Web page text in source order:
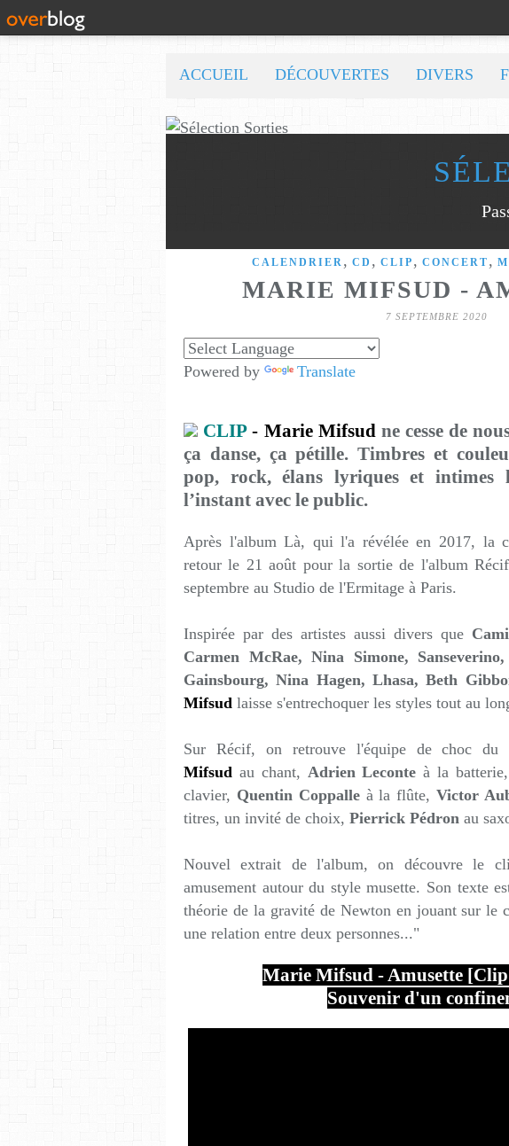
ACCUEIL DÉCOUVERTES DIVERS
CALENDRIER , CD , CLIP , CONCERT ,
MARIE MIFSUD -
7 SEPTEMBRE 2020
Powered by Translate
CLIP- Marie Mifsud ne cesse de
ça danse, ça pétille. Timbres et
pop, rock, élans lyriques et intimes
l’instant avec le public.
Après l'album Là, qui l'a révélée en 2017, la
retour le 21 août pour la sortie de l'album
septembre au Studio de l'Ermitage à Paris.
Inspirée par des artistes aussi divers que
Carmen McRae, Nina Simone,
Gainsbourg, Nina Hagen, Lhasa, Beth
Mifsud laisse s'entrechoquer les styles tout au
Sur Récif, on retrouve l'équipe de choc du
Mifsud au chant, Adrien Leconte à la batterie,
clavier, Quentin Coppalle à la flûte,Victor
titres, un invité de choix, Pierrick Pédron au
Nouvel extrait de l'album, on découvre le
amusement autour du style musette. Son texte
théorie de la gravité de Newton en jouant sur le
une relation entre deux personnes..."
Marie Mifsud - Amusette
Souvenir d'un